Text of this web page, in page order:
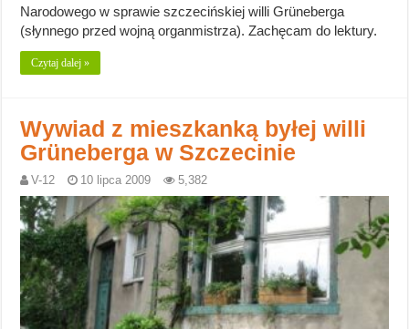
Narodowego w sprawie szczecińskiej willi Grüneberga
(słynnego przed wojną organmistrza). Zachęcam do lektury.
Czytaj dalej »
Wywiad z mieszkanką byłej willi
Grüneberga w Szczecinie
V-12 10 lipca 2009 5,382